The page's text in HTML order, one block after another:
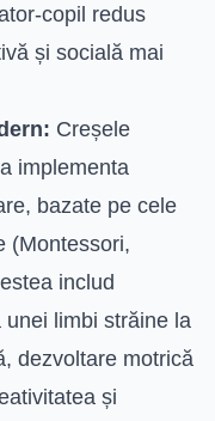
copil redus
și socială mai
Creșele
implementa
bazate pe cele
(Montessori,
includ
limbi străine la
dezvoltare motrică
și